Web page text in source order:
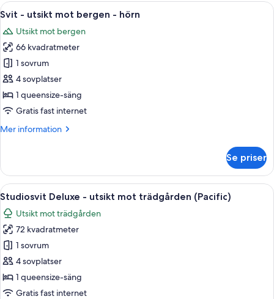
utsikt
bergen
Öppna
alla
foton
för
Svit
-
utsikt
mot
-
Ett sovrum med en himmelssäng,
5
Svit - utsikt mot bergen - hörn
Utsikt mot bergen
66 kvadratmeter
1 sovrum
4 sovplatser
1 queensize-säng
Gratis fast internet
Mer information
Mer
-
utsikt
mot
bergen
hörn
Se priser
Öppna
alla
foton
för
Studiosvit
Deluxe
-
utsikt
Ett hotellrum med en säng, två vita
3
Studiosvit Deluxe - utsikt mot trädgården (Pacific)
Utsikt mot trädgården
72 kvadratmeter
1 sovrum
4 sovplatser
1 queensize-säng
Gratis fast internet